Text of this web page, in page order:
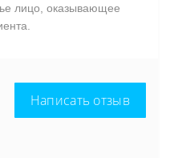
лицо, оказывающее
Написать отзыв